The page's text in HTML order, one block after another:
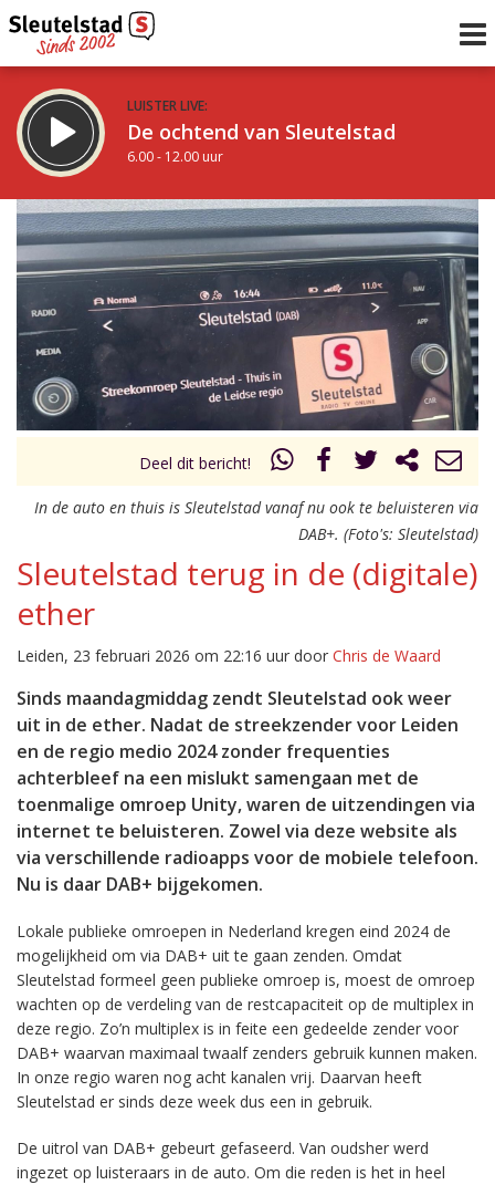
LUISTER LIVE:
De ochtend van Sleutelstad
6.00 - 12.00 uur
STRAKS:
De middag van Sleutelstad
12.00 - 19.00 uur
Vorig uur
uur 1 van 0 Volgend uur
Deel dit bericht!
In de auto en thuis is Sleutelstad vanaf nu ook te beluisteren via
DAB+. (Foto's: Sleutelstad)
Sleutelstad terug in de (digitale)
ether
Leiden, 23 februari 2026 om 22:16 uur door Chris de Waard
Sinds maandagmiddag zendt Sleutelstad ook weer
uit in de ether. Nadat de streekzender voor Leiden
en de regio medio 2024 zonder frequenties
achterbleef na een mislukt samengaan met de
toenmalige omroep Unity, waren de uitzendingen via
internet te beluisteren. Zowel via deze website als
via verschillende radioapps voor de mobiele telefoon.
Nu is daar DAB+ bijgekomen.
Lokale publieke omroepen in Nederland kregen eind 2024 de
mogelijkheid om via DAB+ uit te gaan zenden. Omdat
Sleutelstad formeel geen publieke omroep is, moest de omroep
wachten op de verdeling van de restcapaciteit op de multiplex in
deze regio. Zo’n multiplex is in feite een gedeelde zender voor
DAB+ waarvan maximaal twaalf zenders gebruik kunnen maken.
In onze regio waren nog acht kanalen vrij. Daarvan heeft
Sleutelstad er sinds deze week dus een in gebruik.
De uitrol van DAB+ gebeurt gefaseerd. Van oudsher werd
ingezet op luisteraars in de auto. Om die reden is het in heel